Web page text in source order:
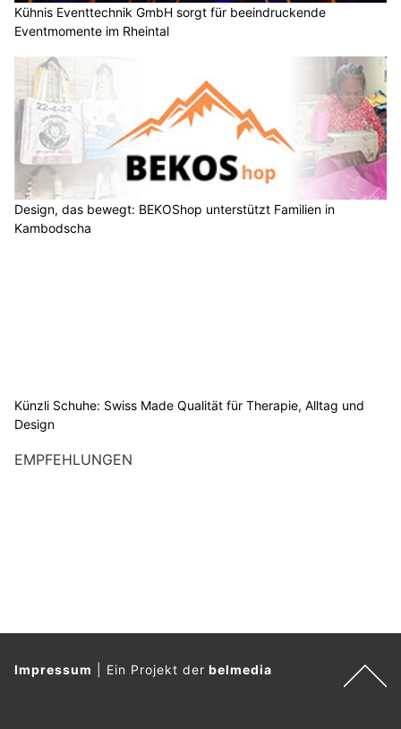
Kühnis Eventtechnik GmbH sorgt für beeindruckende
Eventmomente im Rheintal
Design, das bewegt: BEKOShop unterstützt Familien in
Kambodscha
Künzli Schuhe: Swiss Made Qualität für Therapie, Alltag und
Design
EMPFEHLUNGEN
Impressum Ein Projekt derbelmedia